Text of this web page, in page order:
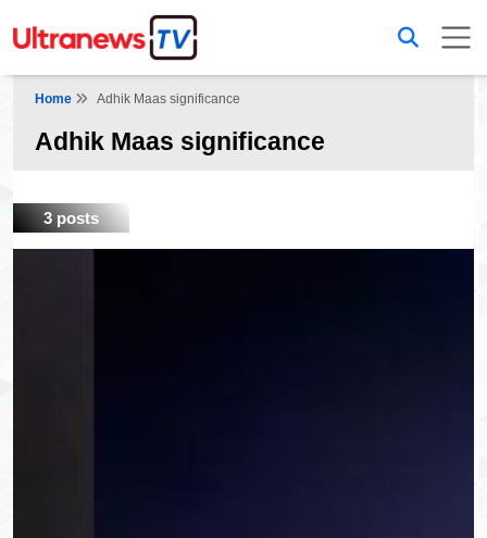
Home Adhik Maas significance
Adhik Maas significance
3 posts